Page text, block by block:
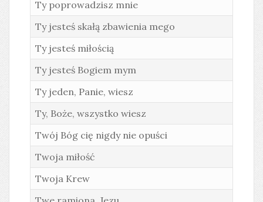
Ty poprowadzisz mnie
Ty jesteś skałą zbawienia mego
Ty jesteś miłością
Ty jesteś Bogiem mym
Ty jeden, Panie, wiesz
Ty, Boże, wszystko wiesz
Twój Bóg cię nigdy nie opuści
Twoja miłość
Twoja Krew